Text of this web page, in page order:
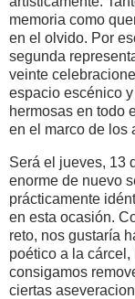
memoria como
en el olvido. Por
segunda
veinte
espacio escénico
hermosas en todo
en el marco de los
Será el jueves, 13
enorme de nuevo
prácticamente
en esta ocasión.
reto, nos gustaría
poético a la
consigamos
ciertas